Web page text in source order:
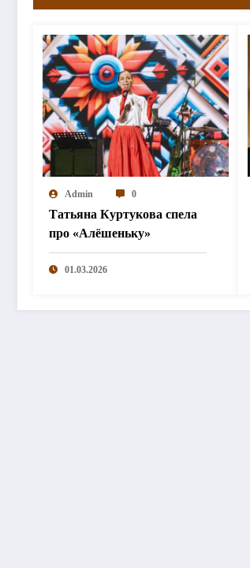
Admin 0
Татьяна Куртукова спела
про «Алёшеньку»
01.03.2026